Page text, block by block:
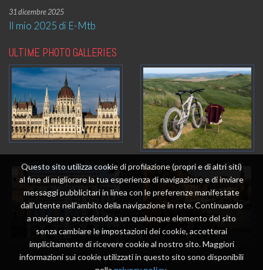
31 dicembre 2025
Il mio 2025 di E-Mtb
ULTIME PHOTO GALLERIES
Questo sito utilizza cookie di profilazione (propri e di altri siti)
al fine di migliorare la tua esperienza di navigazione e di inviare
messaggi pubblicitari in linea con le preferenze manifestate
dall'utente nell'ambito della navigazione in rete. Continuando
a navigare o accedendo a un qualunque elemento del sito
senza cambiare le impostazioni dei cookie, accetterai
implicitamente di ricevere cookie al nostro sito. Maggiori
informazioni sui cookie utilizzati in questo sito sono disponibili